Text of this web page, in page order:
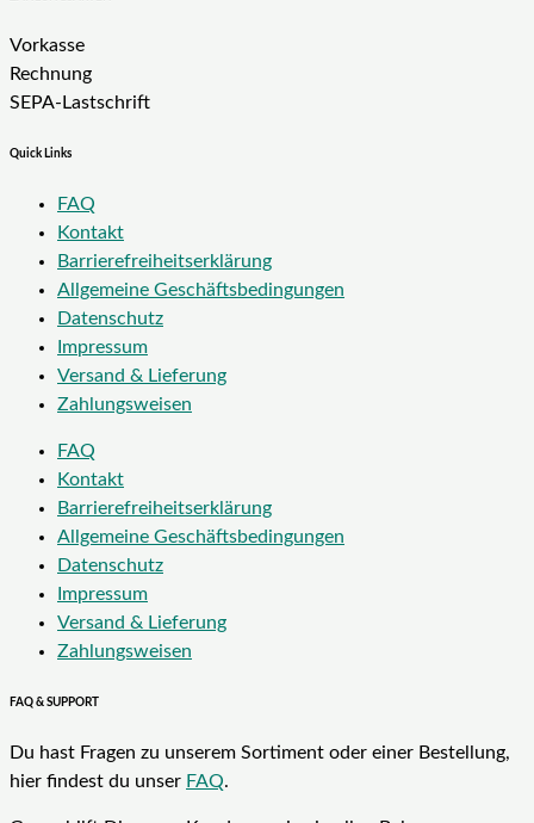
Vorkasse
Rechnung
SEPA-Lastschrift
Quick Links
FAQ
Kontakt
Barrierefreiheitserklärung
Allgemeine Geschäftsbedingungen
Datenschutz
Impressum
Versand & Lieferung
Zahlungsweisen
FAQ
Kontakt
Barrierefreiheitserklärung
Allgemeine Geschäftsbedingungen
Datenschutz
Impressum
Versand & Lieferung
Zahlungsweisen
FAQ & SUPPORT
Du hast Fragen zu unserem Sortiment oder einer Bestellung,
hier findest du unser FAQ.